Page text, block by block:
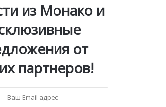
из Монако и
от
партнеров!